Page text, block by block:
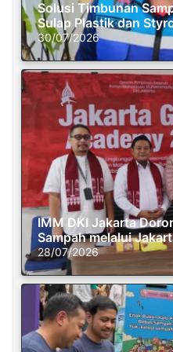
Solusi Timbunan
Sulap Plastik dan
30/07/2026
IMM DKI Jakarta
Sampah melalui
28/07/2026